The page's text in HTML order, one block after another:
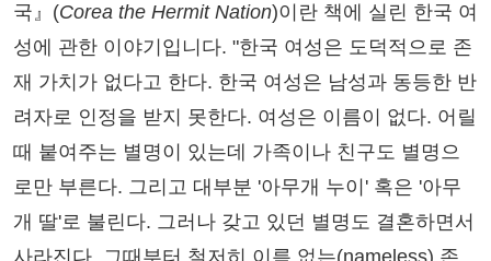
국』(Corea the Hermit Nation)이란 책에 실린 한국 여
성에 관한 이야기입니다. "한국 여성은 도덕적으로 존
재 가치가 없다고 한다. 한국 여성은 남성과 동등한 반
려자로 인정을 받지 못한다. 여성은 이름이 없다. 어릴
때 붙여주는 별명이 있는데 가족이나 친구도 별명으
로만 부른다. 그리고 대부분 '아무개 누이' 혹은 '아무
개 딸'로 불린다. 그러나 갖고 있던 별명도 결혼하면서